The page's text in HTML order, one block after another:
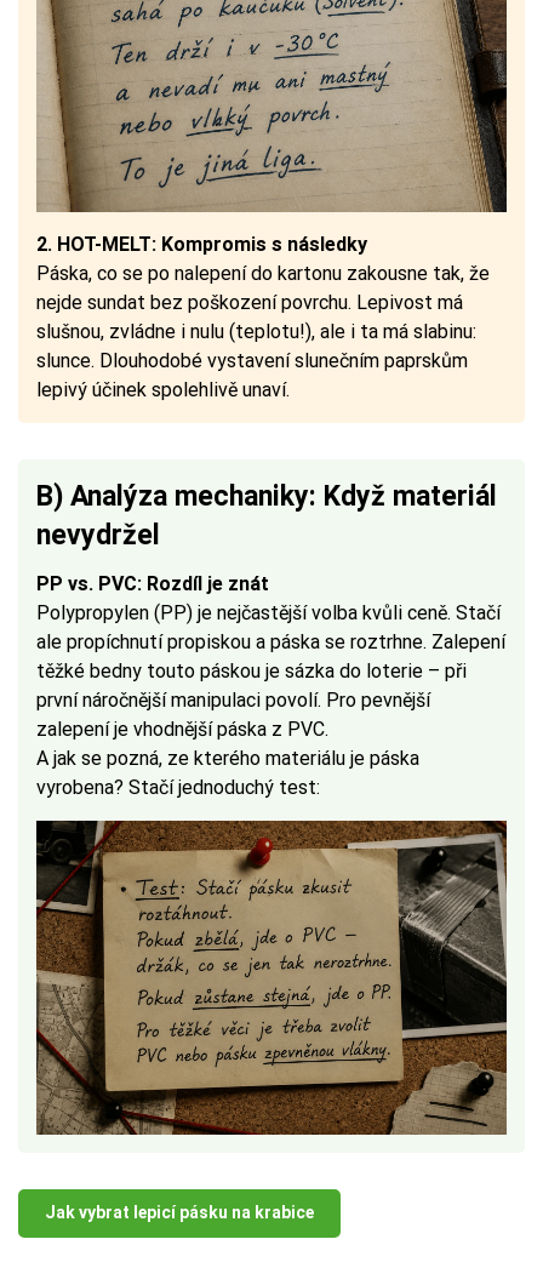
2. HOT-MELT: Kompromis s následky
Páska, co se po nalepení do kartonu zakousne tak, že
nejde sundat bez poškození povrchu. Lepivost má
slušnou, zvládne i nulu (teplotu!), ale i ta má slabinu:
slunce. Dlouhodobé vystavení slunečním paprskům
lepivý účinek spolehlivě unaví.
B) Analýza mechaniky: Když materiál
nevydržel
PP vs. PVC: Rozdíl je znát
Polypropylen (PP) je nejčastější volba kvůli ceně. Stačí
ale propíchnutí propiskou a páska se roztrhne. Zalepení
těžké bedny touto páskou je sázka do loterie – při
první náročnější manipulaci povolí. Pro pevnější
zalepení je vhodnější páska z PVC.
A jak se pozná, ze kterého materiálu je páska
vyrobena? Stačí jednoduchý test:
Jak vybrat lepicí pásku na krabice